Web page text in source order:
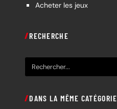
Acheter les jeux
RECHERCHE
e
h DANS LA MÊME CATÉGORIE